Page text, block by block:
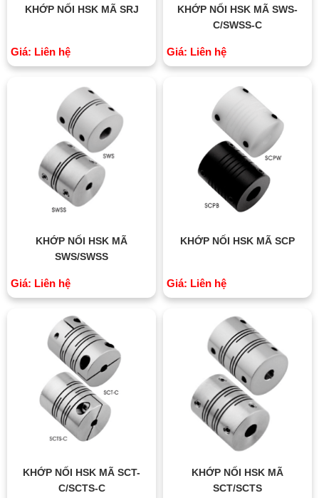
KHỚP NỐI HSK MÃ SRJ
Giá: Liên hệ
KHỚP NỐI HSK MÃ SWS-
C/SWSS-C
Giá: Liên hệ
KHỚP NỐI HSK MÃ
SWS/SWSS
Giá: Liên hệ
KHỚP NỐI HSK MÃ SCP
Giá: Liên hệ
KHỚP NỐI HSK MÃ SCT-
C/SCTS-C
KHỚP NỐI HSK MÃ
SCT/SCTS